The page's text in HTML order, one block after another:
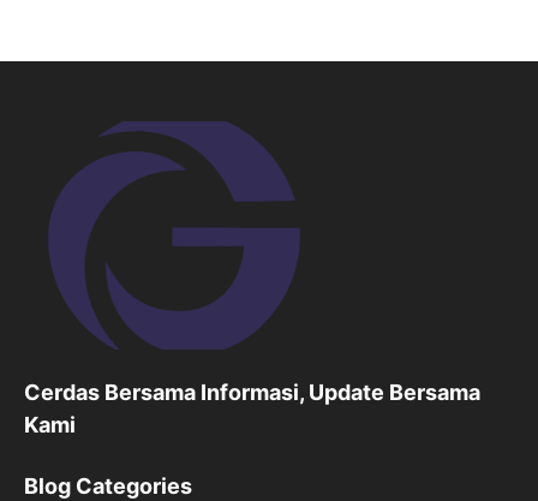
Cerdas Bersama Informasi, Update Bersama
Kami
Blog Categories